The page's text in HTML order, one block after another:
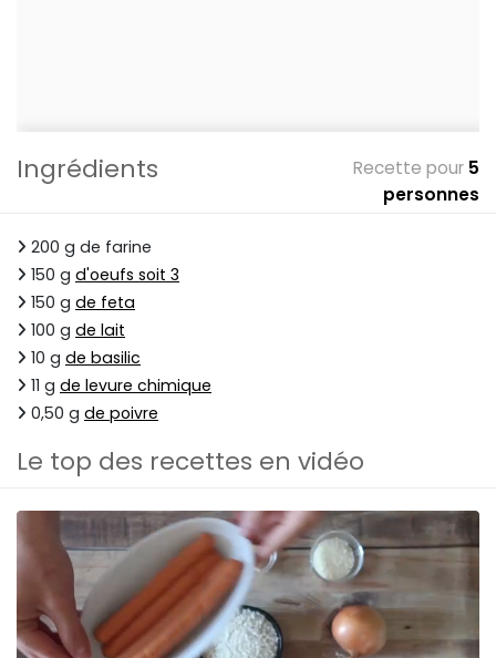
Ingrédients Recette pour 5
personnes
200 g de farine
150 g d'oeufs soit 3
150 g de feta
100 g de lait
10 g de basilic
11 g de levure chimique
0,50 g de poivre
Le top des recettes en vidéo